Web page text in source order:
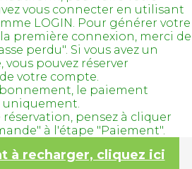
vous connecter en utilisant
LOGIN. Pour générer votre
première connexion, merci de
perdu". Si vous avez un
pouvez réserver
votre compte.
le paiement
uniquement.
pensez à cliquer
à l'étape "Paiement".
à recharger, cliquez ici